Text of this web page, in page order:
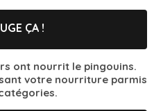
ÇA !
ont nourrit le pingouins.
votre nourriture parmis